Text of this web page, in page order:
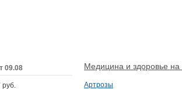
09.08
руб.
Медицина и здоровье на
Артрозы